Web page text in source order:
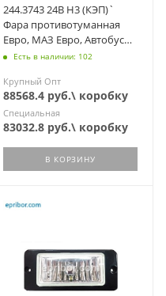
244.3743 24В H3 (КЭП)`
Фара противотуманная
Евро, МАЗ Евро, Автобусы:
Аврора, КАВЗ, грузовые
Есть в наличии: 102
Крупный Опт
88568.4 руб.\ коробку
Специальная
83032.8 руб.\ коробку
В КОРЗИНУ